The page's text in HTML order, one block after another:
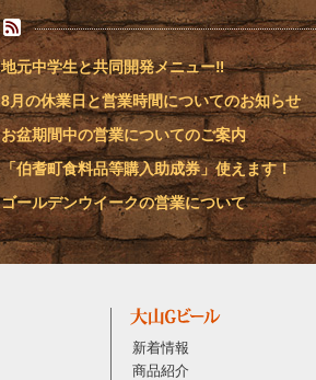
地元中学生と共同開発メニュー‼
8月の休業日と営業時間についてのお知らせ
お盆期間中の営業についてのご案内
「伯耆町食料品等購入助成券」使えます！
ゴールデンウイークの営業について
新着情報
商品紹介